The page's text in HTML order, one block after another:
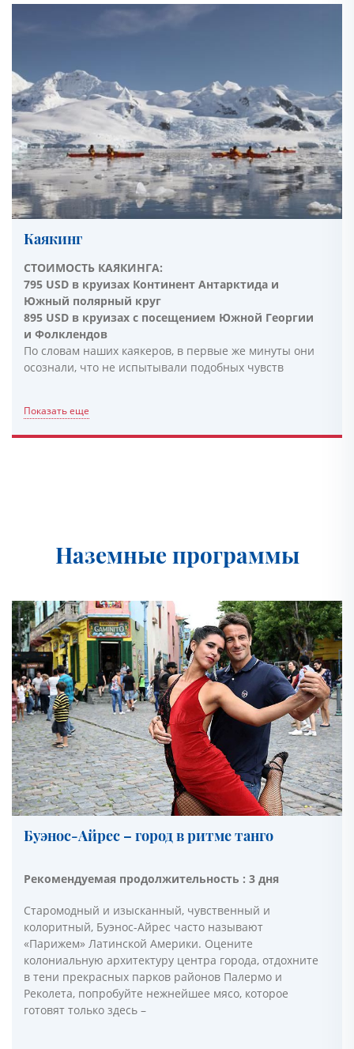
Каякинг
СТОИМОСТЬ КАЯКИНГА:
795 USD в круизах Континент Антарктида и
Южный полярный круг
895 USD в круизах с посещением Южной Георгии
и Фолклендов
По словам наших каякеров, в первые же минуты они
осознали, что не испытывали подобных чувств
Показать еще
Наземные программы
Буэнос-Айрес – город в ритме танго
Рекомендуемая продолжительность : 3 дня
Старомодный и изысканный, чувственный и
колоритный, Буэнос-Айрес часто называют
«Парижем» Латинской Америки. Оцените
колониальную архитектуру центра города, отдохните
в тени прекрасных парков районов Палермо и
Реколета, попробуйте нежнейшее мясо, которое
готовят только здесь –